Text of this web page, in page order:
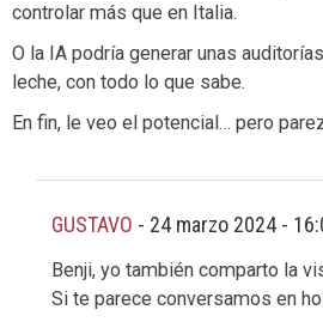
controlar más que en Italia.
O la IA podría generar unas
leche, con todo lo que sabe.
En fin, le veo el potencial… pero
GUSTAVO - 24 marzo 2024 -
Benji, yo también comparto la
Si te parece conversamos en